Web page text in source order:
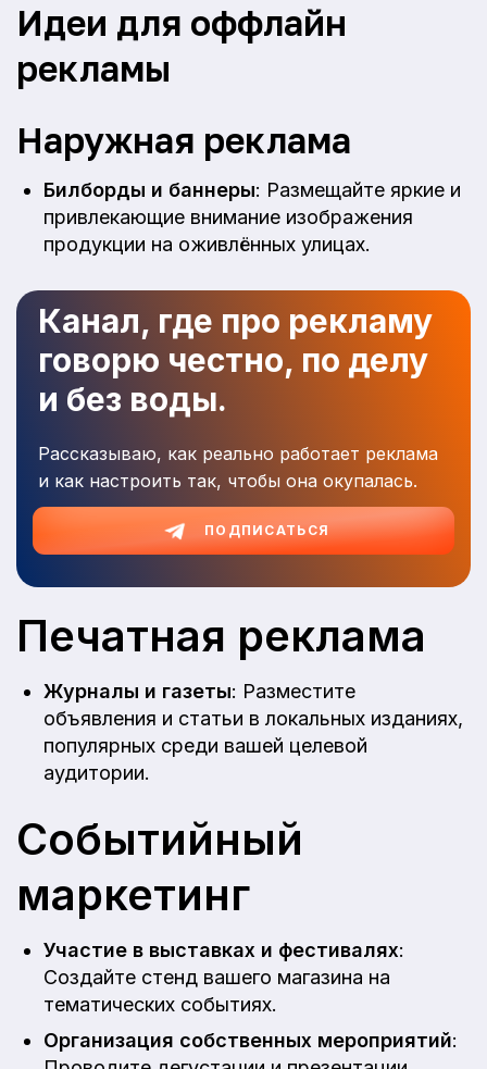
Идеи для оффлайн
рекламы
Наружная реклама
Билборды и баннеры: Размещайте яркие и
привлекающие внимание изображения
продукции на оживлённых улицах.
Канал, где про рекламу
говорю честно, по делу
и без воды.
Рассказываю, как реально работает реклама
и как настроить так, чтобы она окупалась.
ПОДПИСАТЬСЯ
Печатная реклама
Журналы и газеты: Разместите
объявления и статьи в локальных изданиях,
популярных среди вашей целевой
аудитории.
Событийный
маркетинг
Участие в выставках и фестивалях:
Создайте стенд вашего магазина на
тематических событиях.
Организация собственных мероприятий: